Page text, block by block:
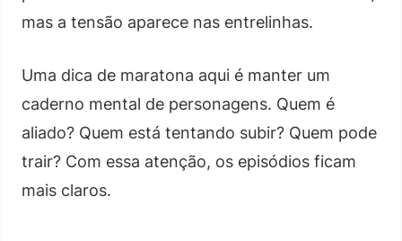
mas a tensão aparece nas entrelinhas.
Uma dica de maratona aqui é manter um
caderno mental de personagens. Quem é
aliado? Quem está tentando subir? Quem pode
trair? Com essa atenção, os episódios ficam
mais claros.